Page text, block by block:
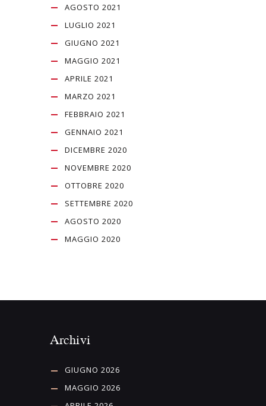
AGOSTO 2021
LUGLIO 2021
GIUGNO 2021
MAGGIO 2021
APRILE 2021
MARZO 2021
FEBBRAIO 2021
GENNAIO 2021
DICEMBRE 2020
NOVEMBRE 2020
OTTOBRE 2020
SETTEMBRE 2020
AGOSTO 2020
MAGGIO 2020
Archivi
GIUGNO 2026
MAGGIO 2026